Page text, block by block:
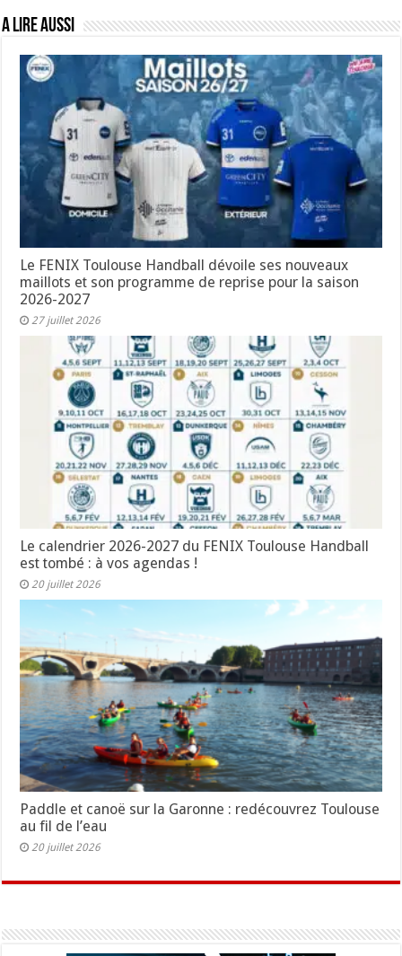
A lire aussi
Le FENIX Toulouse Handball dévoile ses nouveaux
maillots et son programme de reprise pour la saison
2026-2027
27 juillet 2026
Le calendrier 2026-2027 du FENIX Toulouse Handball
est tombé : à vos agendas !
20 juillet 2026
Paddle et canoë sur la Garonne : redécouvrez Toulouse
au fil de l’eau
20 juillet 2026